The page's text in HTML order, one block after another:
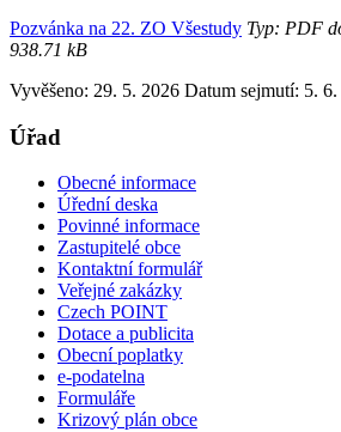
Pozvánka na 22. ZO Všestudy Typ: PDF
938.71 kB
Vyvěšeno: 29. 5. 2026 Datum sejmutí: 5.
Úřad
Obecné informace
Úřední deska
Povinné informace
Zastupitelé obce
Kontaktní formulář
Veřejné zakázky
Czech POINT
Dotace a publicita
Obecní poplatky
e-podatelna
Formuláře
Krizový plán obce